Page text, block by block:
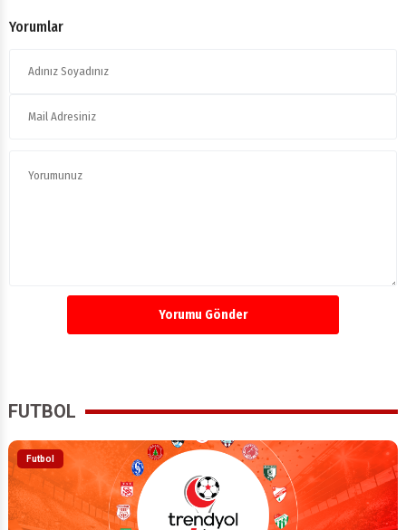
FUTBOL
Futbol